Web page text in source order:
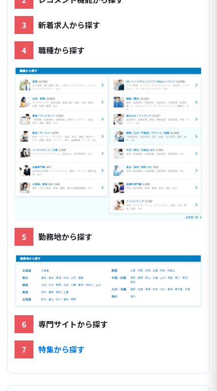
3 新着求人から探す
4 職種から探す
5 勤務地から探す
6 専門サイトから探す
7 特集から探す